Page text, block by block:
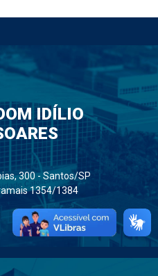
IDÍLIO
300 - Santos/SP
1354/1384